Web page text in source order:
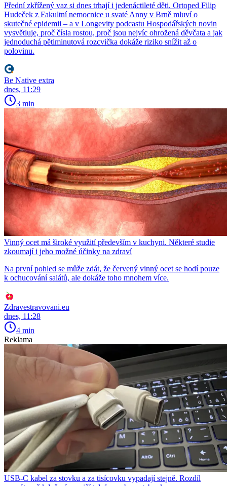
Přední zkřížený vaz si dnes trhají i jedenáctileté děti. Ortoped Filip
Hudeček z Fakultní nemocnice u svaté Anny v Brně mluví o
skutečné epidemii – a v Longevity podcastu Hospodářských novin
vysvětluje, proč čísla rostou, proč jsou nejvíc ohrožená děvčata a jak
jednoduchá pětiminutová rozcvička dokáže riziko snížit až o
polovinu.
Be Native extra
dnes, 11:29
3 min
Vinný ocet má široké využití především v kuchyni. Některé studie
zkoumají i jeho možné účinky na zdraví
Na první pohled se může zdát, že červený vinný ocet se hodí pouze
k ochucování salátů, ale dokáže toho mnohem více.
Zdravestravovani.eu
dnes, 11:28
4 min
Reklama
USB-C kabel za stovku a za tisícovku vypadají stejně. Rozdíl